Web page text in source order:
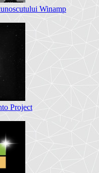
Winamp
Project